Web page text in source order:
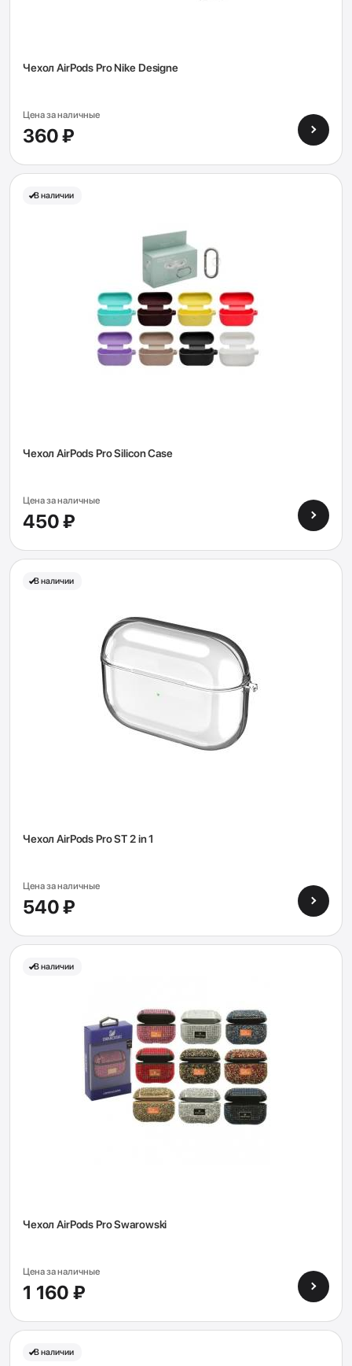
Чехол AirPods Pro Nike Designe
Цена за наличные
360 ₽
В наличии
Чехол AirPods Pro Silicon Case
Цена за наличные
450 ₽
В наличии
Чехол AirPods Pro ST 2 in 1
Цена за наличные
540 ₽
В наличии
Чехол AirPods Pro Swarowski
Цена за наличные
1 160 ₽
В наличии